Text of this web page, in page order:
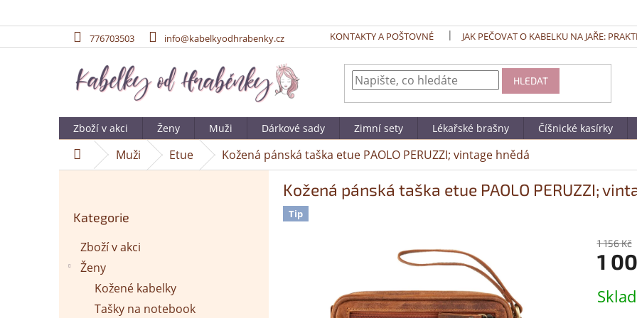
776703503 info@kabelkyodhrabenky.cz KONTAKTY A POŠTOVNÉ JAK PEČOVAT O KABELKU NA JAŘE:
HLEDAT
Zboží v akci Ženy Muži Dárkové sady Zimní sety Lékařské brašny Číšnické kasírky
DomůMuži Etue Kožená pánská taška etue PAOLO PERUZZI; vintage hnědá
kategorie
Kategorie
Zboží v akci
Ženy
Kožené kabelky
Tašky na notebook
Kožená pánská taška etue PAOLO PERUZZI;
Tip
1 156 Kč
1
cena: